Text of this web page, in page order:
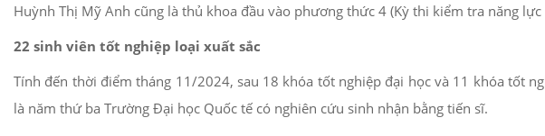
Huỳnh Thị Mỹ Anh cũng là thủ khoa đầu vào phương thức 4 (Kỳ thi kiểm tra năng
22 sinh viên tốt nghiệp loại xuất sắc
Tính đến thời điểm tháng 11/2024, sau 18 khóa tốt nghiệp đại học và 11 khóa tốt
là năm thứ ba Trường Đại học Quốc tế có nghiên cứu sinh nhận bằng tiến sĩ.